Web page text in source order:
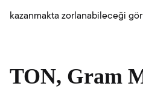
kazanmakta zorlanabileceği
TON, Gram